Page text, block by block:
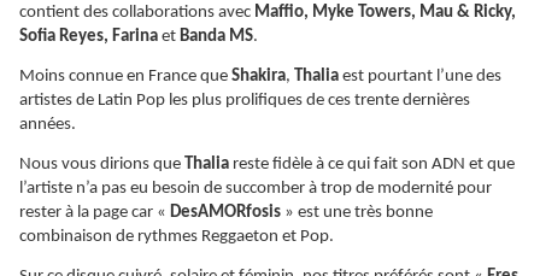
contient des collaborations avec Maffio, Myke Towers, Mau & Ricky,
Sofia Reyes, Farina et Banda MS.
Moins connue en France que Shakira, Thalia est pourtant l’une des
artistes de Latin Pop les plus prolifiques de ces trente dernières
années.
Nous vous dirions que Thalia reste fidèle à ce qui fait son ADN et que
l’artiste n’a pas eu besoin de succomber à trop de modernité pour
rester à la page car « DesAMORfosis » est une très bonne
combinaison de rythmes Reggaeton et Pop.